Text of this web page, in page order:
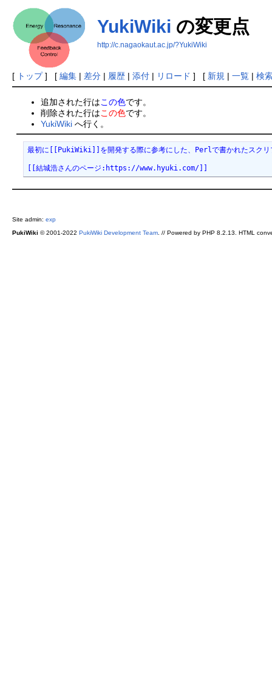
YukiWiki の変更点
http://c.nagaokaut.ac.jp/?YukiWiki
[ トップ] [ 編集| 差分| 履歴| 添付| リロード ] [ 新規 | 一覧| 検
追加された行はこの色です。
削除された行はこの色です。
YukiWikiへ行く。
最初に[[PukiWiki]]を開発する際に参考にした、Perlで書かれたスクリ
[[結城浩さんのページ:https://www.hyuki.com/]]
Site admin: exp
PukiWiki © 2001-2022 PukiWiki Development Team. // Powered by PHP 8.2.13. HTML